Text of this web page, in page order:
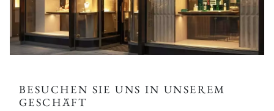
BESUCHEN SIE UNS IN UNSEREM
GESCHÄFT